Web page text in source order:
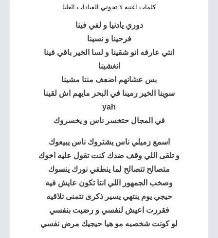
كلمات اغنية لا تجوني القيادات العليا
دوري يادنيا و لفي فينا
فرحينا و نسينا
انتي عارفه انو شقينا و لسا الخير باقي فينا
انغشينا
بس عشانهم اضعف مننا مشينا
سوينا الخير رمينا في البحر مايهم اش لقينا
yah
في المجال حتخسر ناس و يخسروك
اسمع زميلي ناس يشتروك ناس يبيعوك
و تلقى اللي وقف ضدك كنت تقول عليه اخوك
متصالح تتصالح لما ينطفي نورك ينسوك
وصخب الجمهور اللي انتا تكون عايش فيه
حيجي يوم ينتهي يسير ذكرى تتمنى تلاقيه
فقررت اعيش لنفسي و رضيت بنفسي
لو كونت شخصيه مو هيا حيجيك مرض نفسي